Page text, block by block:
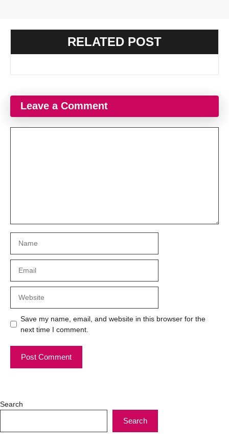
RELATED POST
Leave a Comment
Save my name, email, and website in this browser for the
next time I comment.
Search
Search